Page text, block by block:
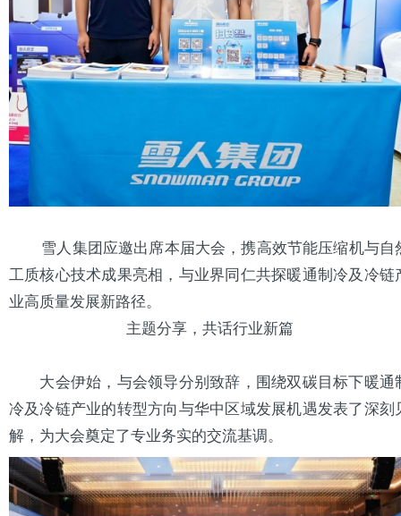
雪人 集团应邀出席本届大会，携高效节能压缩机与自
工质核心技术成果亮相，与业界同仁共探暖通制冷及冷链
业高质量发展新路径。
主题分享，共话行业新篇
大会伊始，与会领导分别致辞，围绕双碳目标下暖通
冷及冷链产业的转型方向与华中区域发展机遇发表了深刻
解，为大会奠定了专业务实的交流基调。